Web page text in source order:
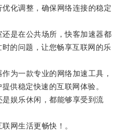
化调整，确保网络连接的稳定
是在公共场所，快客加速器都
的问题，让您畅享互联网的乐
一款专业的网络加速工具，
供稳定快速的互联网体验。
娱乐休闲，都能够享受到流
网生活更畅快！。